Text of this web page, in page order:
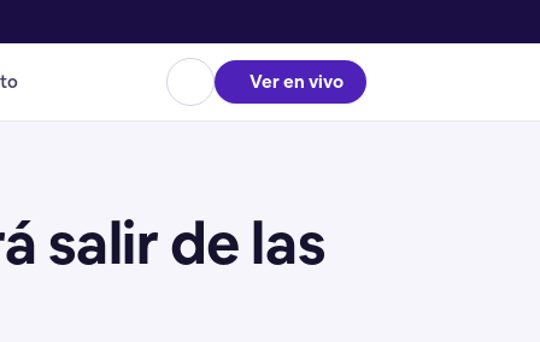
Ver en vivo
salir de las